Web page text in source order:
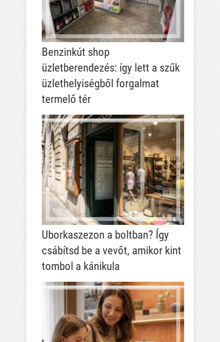
Benzinkút shop
üzletberendezés: így lett a szűk
üzlethelyiségből forgalmat
termelő tér
Uborkaszezon a boltban? Így
csábítsd be a vevőt, amikor kint
tombol a kánikula